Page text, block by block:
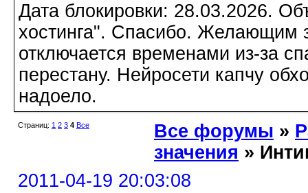
Дата блокировки: 28.03.2026.
хостинга". Спасибо. Желающим
отключается временами из-за
перестану. Нейросети капчу
надоело.
Страниц: 1 2 3 4 Все Все форумы »
значения »
2011-04-19 20:03:08